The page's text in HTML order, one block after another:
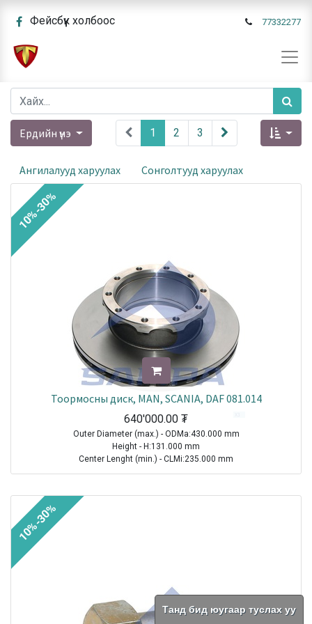
Фейсбүүк холбоос 77332277
Ердийн үнэ 1 2 3
Ангилалууд харуулах Сонголтууд харуулах
Тоормосны диск, MAN, SCANIA, DAF 081.014
640'000.00 ₮
Outer Diameter (max.) - ODMa:430.000 mm
Height - H:131.000 mm
Center Lenght (min.) - CLMi:235.000 mm
Thread Size (Min.) - TSMi:M16X1.5
TRAILER|ROR-MERITOR|Other Axle Series|1970-2021
TRUCK|MAN|Other Truck Series|1970-2021
10%-30%
10%-30%
Танд бид юугаар туслах уу